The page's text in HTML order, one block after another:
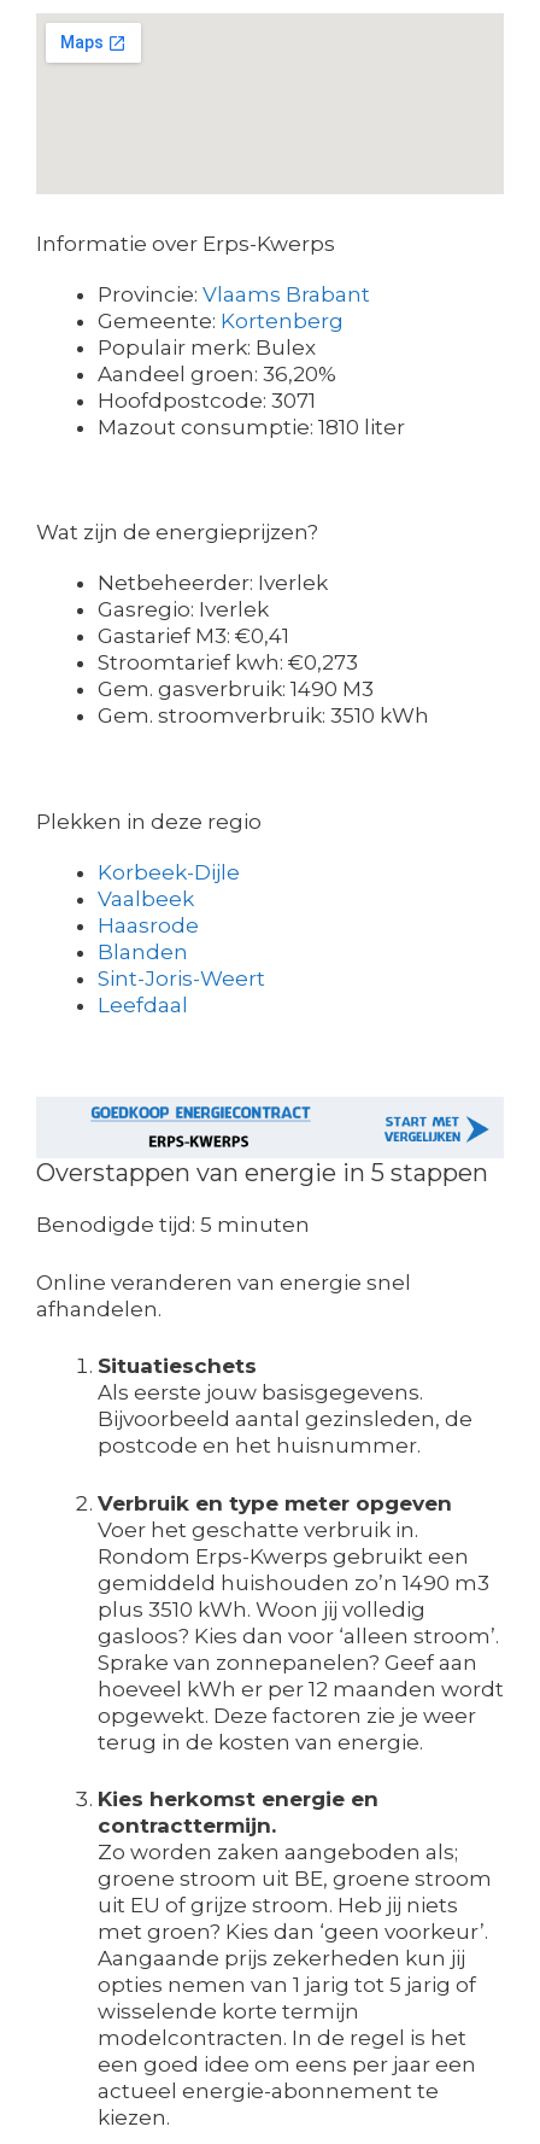
Informatie over Erps-Kwerps
Provincie: Vlaams Brabant
Gemeente: Kortenberg
Populair merk: Bulex
Aandeel groen: 36,20%
Hoofdpostcode: 3071
Mazout consumptie: 1810 liter
Wat zijn de energieprijzen?
Netbeheerder: Iverlek
Gasregio: Iverlek
Gastarief M3: €0,41
Stroomtarief kwh: €0,273
Gem. gasverbruik: 1490 M3
Gem. stroomverbruik: 3510 kWh
Plekken in deze regio
Korbeek-Dijle
Vaalbeek
Haasrode
Blanden
Sint-Joris-Weert
Leefdaal
Overstappen van energie in 5 stappen
Benodigde tijd: 5 minuten
Online veranderen van energie snel
afhandelen.
Situatieschets
Als eerste jouw basisgegevens.
Bijvoorbeeld aantal gezinsleden, de
postcode en het huisnummer.
Verbruik en type meter opgeven
Voer het geschatte verbruik in.
Rondom Erps-Kwerps gebruikt een
gemiddeld huishouden zo’n 1490 m3
plus 3510 kWh. Woon jij volledig
gasloos? Kies dan voor ‘alleen stroom’.
Sprake van zonnepanelen? Geef aan
hoeveel kWh er per 12 maanden wordt
opgewekt. Deze factoren zie je weer
terug in de kosten van energie.
Kies herkomst energie en
contracttermijn.
Zo worden zaken aangeboden als;
groene stroom uit BE, groene stroom
uit EU of grijze stroom. Heb jij niets
met groen? Kies dan ‘geen voorkeur’.
Aangaande prijs zekerheden kun jij
opties nemen van 1 jarig tot 5 jarig of
wisselende korte termijn
modelcontracten. In de regel is het
een goed idee om eens per jaar een
actueel energie-abonnement te
kiezen.